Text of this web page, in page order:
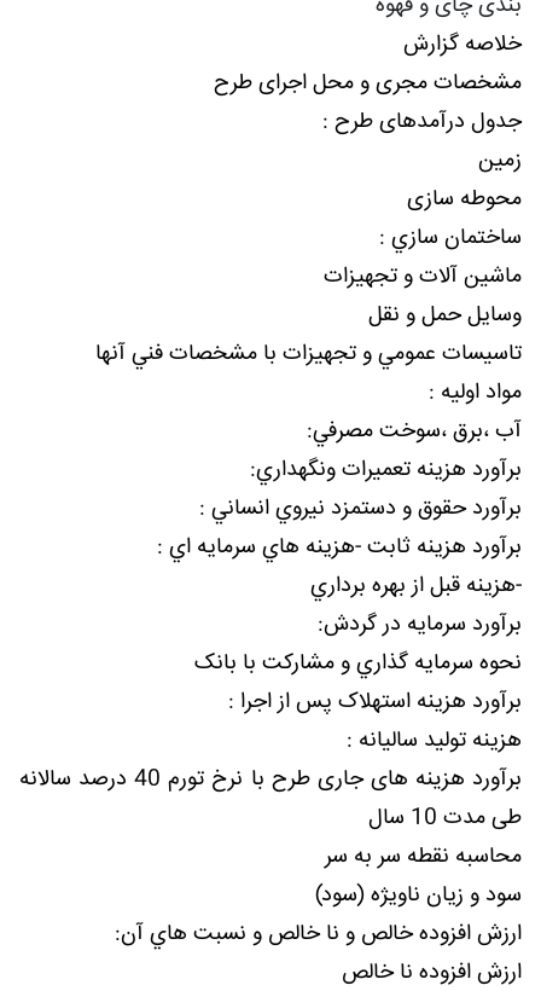
خلاصه گزارش
مشخصات مجری و محل اجرای طرح
جدول درآمدهای طرح :
زمين
محوطه سازی
ساختمان سازي :
ماشين آلات و تجهيزات
وسايل حمل و نقل
تاسيسات عمومي و تجهيزات با مشخصات فني آنها
مواد اوليه :
آب ،برق ،سوخت مصرفي:
برآورد هزينه تعميرات ونگهداري:
برآورد حقوق و دستمزد نيروي انساني :
برآورد هزينه ثابت -هزينه هاي سرمايه اي :
-هزينه قبل از بهره برداري
برآورد سرمايه در گردش:
نحوه سرمايه گذاري و مشارکت با بانک
برآورد هزينه استهلاک پس از اجرا :
هزينه توليد ساليانه :
برآورد هزینه های جاری طرح با نرخ تورم 40 درصد سالانه
طی مدت 10 سال
محاسبه نقطه سر به سر
سود و زيان ناويژه (سود)
ارزش افزوده خالص و نا خالص و نسبت هاي آن:
ارزش افزوده نا خالص